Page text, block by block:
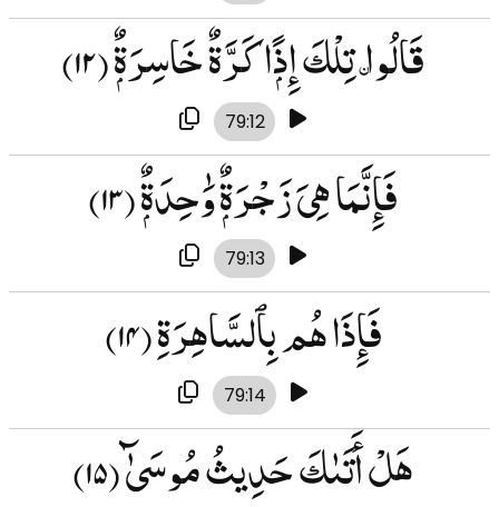
قَالُوا۟ تِلْكَ إِذًۭا كَرَّةٌ خَاسِرَةٌۭ(۱۲)
79:12
فَإِنَّمَا هِىَ زَجْرَةٌۭ وَٰحِدَةٌۭ(۱۳)
79:13
فَإِذَا هُم بِٱلسَّاهِرَةِ(۱۴)
79:14
هَلْ أَتَىٰكَ حَدِيثُ مُوسَىٰٓ(۱۵)